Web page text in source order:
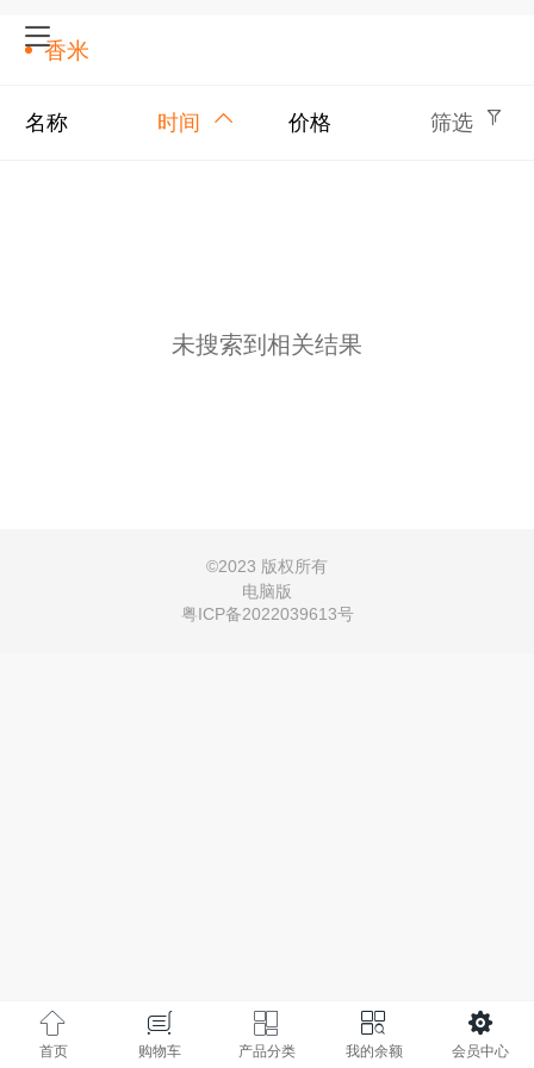
香米
名称 时间 价格 筛选
未搜索到相关结果
©2023 版权所有
电脑版
粤ICP备2022039613号
首页 购物车 产品分类 我的余额 会员中心